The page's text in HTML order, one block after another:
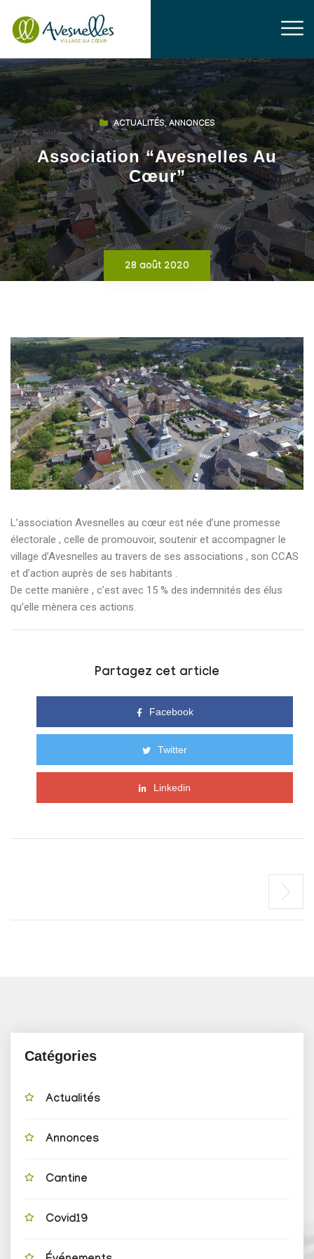
ACTUALITÉS,ANNONCES
Association “Avesnelles Au
Cœur”
28 août 2020
L’association Avesnelles au cœur est née d’une promesse
électorale , celle de promouvoir, soutenir et accompagner le
village d’Avesnelles au travers de ses associations , son CCAS
et d’action auprès de ses habitants .
De cette manière , c’est avec 15 % des indemnités des élus
qu’elle mènera ces actions.
Partagez cet article
Facebook
Twitter
Linkedin
Catégories
Actualités
Annonces
Cantine
Covid19